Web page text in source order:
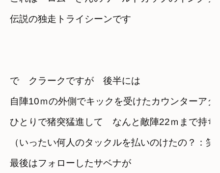
伝説の独走トライシーンです
で　クラークですが　後半には
自陣10ｍの外側でキックを受けたカウンターアタ
ひとりで猪突猛進して　なんと敵陣22ｍまで持ち
（いったい何人のタックルを払いのけたの？：笑
最後はフォローしたサベナが